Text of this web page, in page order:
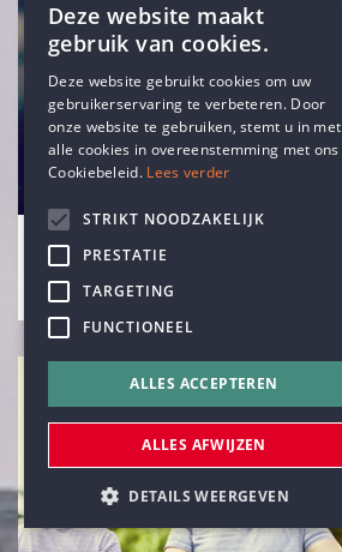
Ben ik een vrijzinnig-humanist?
DUTCH
Deze website maakt
gebruik van cookies.
Deze website gebruikt cookies om uw
gebruikerservaring te verbeteren. Door
onze website te gebruiken, stemt u in met
alle cookies in overeenstemming met ons
Cookiebeleid. Lees verder
STRIKT NOODZAKELIJK
PRESTATIE
TARGETING
FUNCTIONEEL
ALLES ACCEPTEREN
ALLES AFWIJZEN
DETAILS WEERGEVEN